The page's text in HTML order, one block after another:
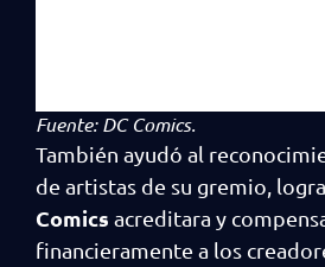
Fuente:DC Comics.
También ayudó al
de artistas de su gremio,
Comics acreditara y
financieramente a los